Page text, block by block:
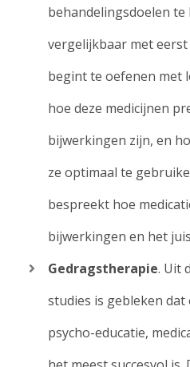
behandelingsdoelen te
vergelijkbaar met
begint te oefenen met
hoe deze medicijnen
bijwerkingen zijn, en
ze optimaal te
bespreekt hoe
bijwerkingen en het
Gedragstherapie. Uit
studies is gebleken dat
psycho-educatie,